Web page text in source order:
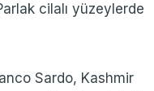
cilalı yüzeylerde
Sardo, Kashmir